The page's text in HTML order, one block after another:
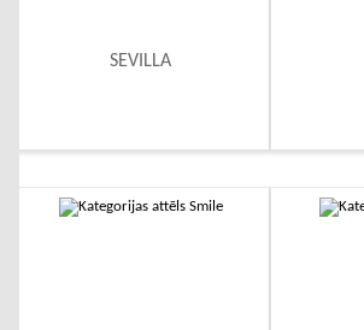
SEVILLA